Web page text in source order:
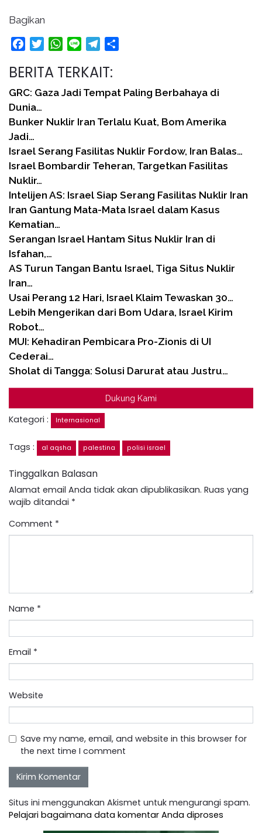
Bagikan
FacebookTwitterWhatsApp
Line Telegram
BERITA TERKAIT:
GRC: Gaza Jadi Tempat Paling Berbahaya di
Dunia…
Bunker Nuklir Iran Terlalu Kuat, Bom Amerika
Jadi…
Israel Serang Fasilitas Nuklir Fordow, Iran Balas…
Israel Bombardir Teheran, Targetkan Fasilitas
Nuklir…
Intelijen AS: Israel Siap Serang Fasilitas Nuklir Iran
Iran Gantung Mata-Mata Israel dalam Kasus
Kematian…
Serangan Israel Hantam Situs Nuklir Iran di
Isfahan,…
AS Turun Tangan Bantu Israel, Tiga Situs Nuklir
Iran…
Usai Perang 12 Hari, Israel Klaim Tewaskan 30…
Lebih Mengerikan dari Bom Udara, Israel Kirim
Robot…
MUI: Kehadiran Pembicara Pro-Zionis di UI
Cederai…
Sholat di Tangga: Solusi Darurat atau Justru…
Dukung Kami
Kategori : Internasional
Tags : al aqsha palestina polisi israel
Tinggalkan Balasan
Alamat email Anda tidak akan dipublikasikan. Ruas yang
wajib ditandai *
Comment *
Name *
Email *
Website
Save my name, email, and website in this browser for
the next time I comment
Situs ini menggunakan Akismet untuk mengurangi spam.
Pelajari bagaimana data komentar Anda diproses